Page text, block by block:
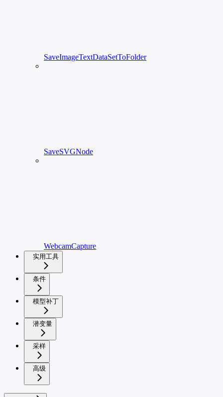
SaveImageTextDataSetToFolder
SaveSVGNode
WebcamCapture
实用工具
条件
模型补丁
潜变量
采样
高级